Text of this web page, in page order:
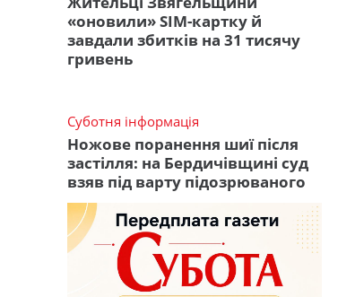
«оновили» SIM-картку й
завдали збитків на 31 тисячу
гривень
Суботня інформація
Ножове поранення шиї після
застілля: на Бердичівщині суд
взяв під варту підозрюваного